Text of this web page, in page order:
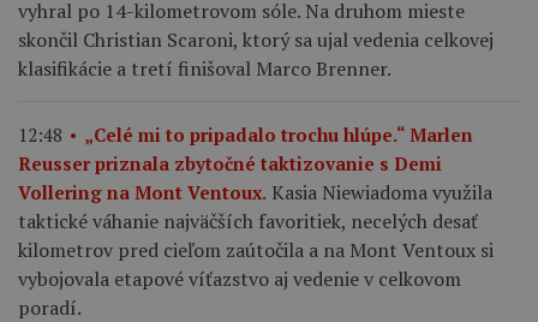
vyhral po 14-kilometrovom sóle. Na druhom mieste
skončil Christian Scaroni, ktorý sa ujal vedenia celkovej
klasifikácie a tretí finišoval Marco Brenner.
12:48
„Celé mi to pripadalo trochu hlúpe.“ Marlen
Reusser priznala zbytočné taktizovanie s Demi
Vollering na Mont Ventoux. Kasia Niewiadoma využila
taktické váhanie najväčších favoritiek, necelých desať
kilometrov pred cieľom zaútočila a na Mont Ventoux si
vybojovala etapové víťazstvo aj vedenie v celkovom
poradí.